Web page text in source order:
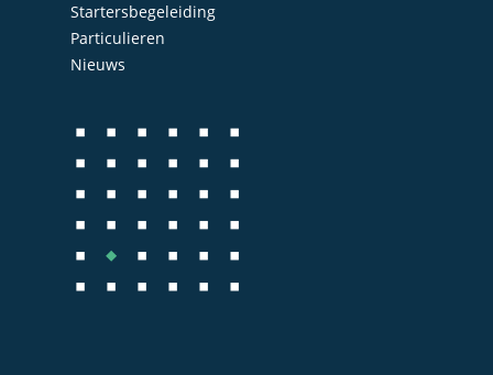
Startersbegeleiding
Particulieren
Nieuws